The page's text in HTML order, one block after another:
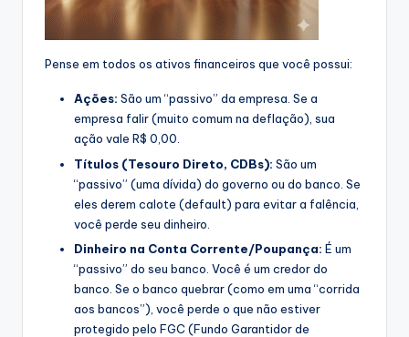
Pense em todos os ativos financeiros que você possui:
Ações: São um “passivo” da empresa. Se a
empresa falir (muito comum na deflação), sua
ação vale R$ 0,00.
Títulos (Tesouro Direto, CDBs): São um
“passivo” (uma dívida) do governo ou do banco. Se
eles derem calote (default) para evitar a falência,
você perde seu dinheiro.
Dinheiro na Conta Corrente/Poupança: É um
“passivo” do seu banco. Você é um credor do
banco. Se o banco quebrar (como em uma “corrida
aos bancos”), você perde o que não estiver
protegido pelo FGC (Fundo Garantidor de